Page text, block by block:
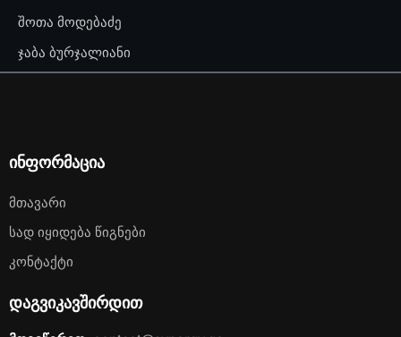
შოთა მოდებაძე
ჯაბა ბურჯალიანი
ინფორმაცია
Მთავარი
Სად Იყიდება Წიგნები
Კონტაქტი
დაგვიკავშირდით